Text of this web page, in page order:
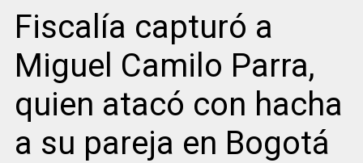
Fiscalía capturó a
Miguel Camilo Parra,
quien atacó con hacha
a su pareja en Bogotá